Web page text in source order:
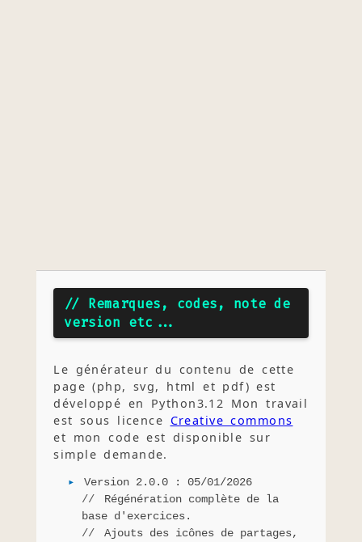
// Remarques, codes, note de
version etc...
Le générateur du contenu de cette
page (php, svg, html et pdf) est
développé en Python3.12 Mon travail
est sous licence Creative commons
et mon code est disponible sur
simple demande.
Version 2.0.0 : 05/01/2026
Régénération complète de la
base d'exercices.
Ajouts des icônes de partages,